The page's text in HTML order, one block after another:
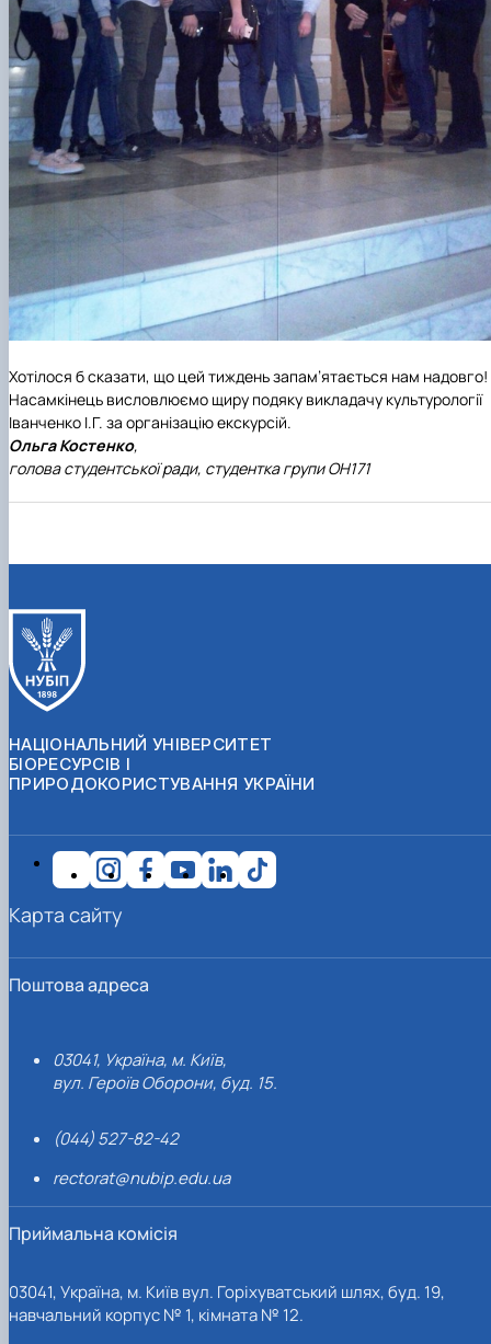
Хотілося б сказати, що цей тиждень запам’ятається нам надовго!
Насамкінець висловлюємо щиру подяку викладачу культурології
Іванченко І.Г. за організацію екскурсій.
Ольга Костенко,
голова студентської ради, студентка групи ОН171
НАЦІОНАЛЬНИЙ УНІВЕРСИТЕТ
БІОРЕСУРСІВ І
ПРИРОДОКОРИСТУВАННЯ УКРАЇНИ
Поштова адреса
03041, Україна, м. Київ,
вул. Героїв Оборони, буд. 15.
(044) 527-82-42
rectorat@nubip.edu.ua
Приймальна комісія
03041, Україна, м. Київ вул. Горіхуватський шлях, буд. 19,
навчальний корпус № 1, кімната № 12.
Карта сайту